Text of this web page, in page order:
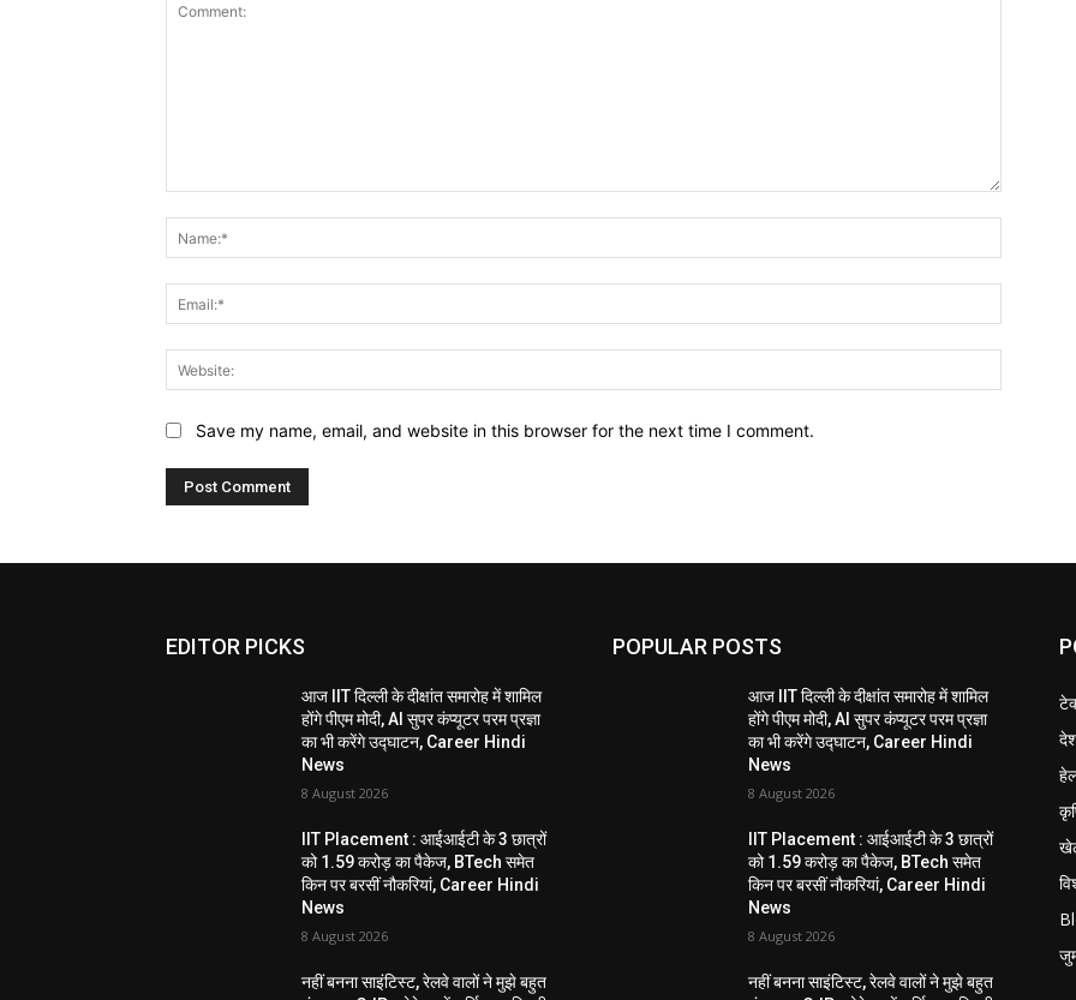
Save my name, email, and website in this browser for the next time I comment.
EDITOR PICKS
आज IIT दिल्ली के दीक्षांत समारोह में शामिल
होंगे पीएम मोदी, AI सुपर कंप्यूटर परम प्रज्ञा
का भी करेंगे उद्घाटन, Career Hindi
News
8 August 2026
IIT Placement : आईआईटी के 3 छात्रों
को 1.59 करोड़ का पैकेज, BTech समेत
किन पर बरसीं नौकरियां, Career Hindi
News
8 August 2026
नहीं बनना साइंटिस्ट, रेलवे वालों ने मुझे बहुत
POPULAR POSTS
आज IIT दिल्ली के दीक्षांत समारोह में शामिल
होंगे पीएम मोदी, AI सुपर कंप्यूटर परम प्रज्ञा
का भी करेंगे उद्घाटन, Career Hindi
News
8 August 2026
IIT Placement : आईआईटी के 3 छात्रों
को 1.59 करोड़ का पैकेज, BTech समेत
किन पर बरसीं नौकरियां, Career Hindi
News
8 August 2026
नहीं बनना साइंटिस्ट, रेलवे वालों ने मुझे बहुत